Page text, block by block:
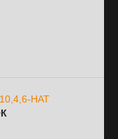
10,4,6-HAT